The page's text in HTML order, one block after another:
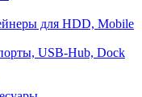
для HDD, Mobile
USB-Hub, Dock